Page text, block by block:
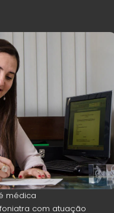
médica
com atuação